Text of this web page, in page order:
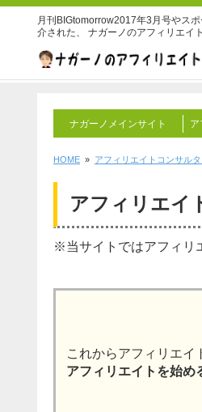
月刊BIGtomorrow2017年3月号やス
介された、 ナガーノのアフィリエイ
ナガーノメインサイト
HOME » アフィリエイトコンサル
アフィリエイ
※当サイトではアフィリ
これからアフィリエイ
アフィリエイトを始め